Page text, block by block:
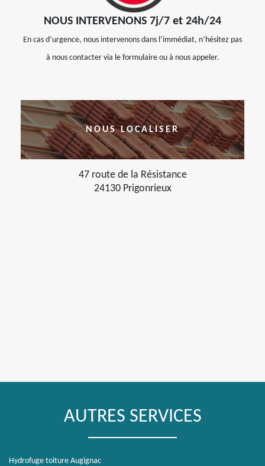
NOUS INTERVENONS 7j/7 et 24h/24
En cas d’urgence, nous intervenons dans l’immédiat, n’hésitez pas
à nous contacter via le formulaire ou à nous appeler.
NOUS LOCALISER
47 route de la Résistance
24130 Prigonrieux
AUTRES SERVICES
Hydrofuge toiture Augignac